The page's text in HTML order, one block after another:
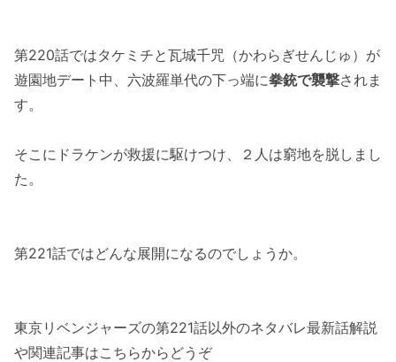
第220話ではタケミチと瓦城千咒（かわらぎせんじゅ）が
遊園地デート中、六波羅単代の下っ端に拳銃で襲撃されま
す。
そこにドラケンが救援に駆けつけ、２人は窮地を脱しまし
た。
第221話ではどんな展開になるのでしょうか。
東京リベンジャーズの第221話以外のネタバレ最新話解説
や関連記事はこちらからどうぞ